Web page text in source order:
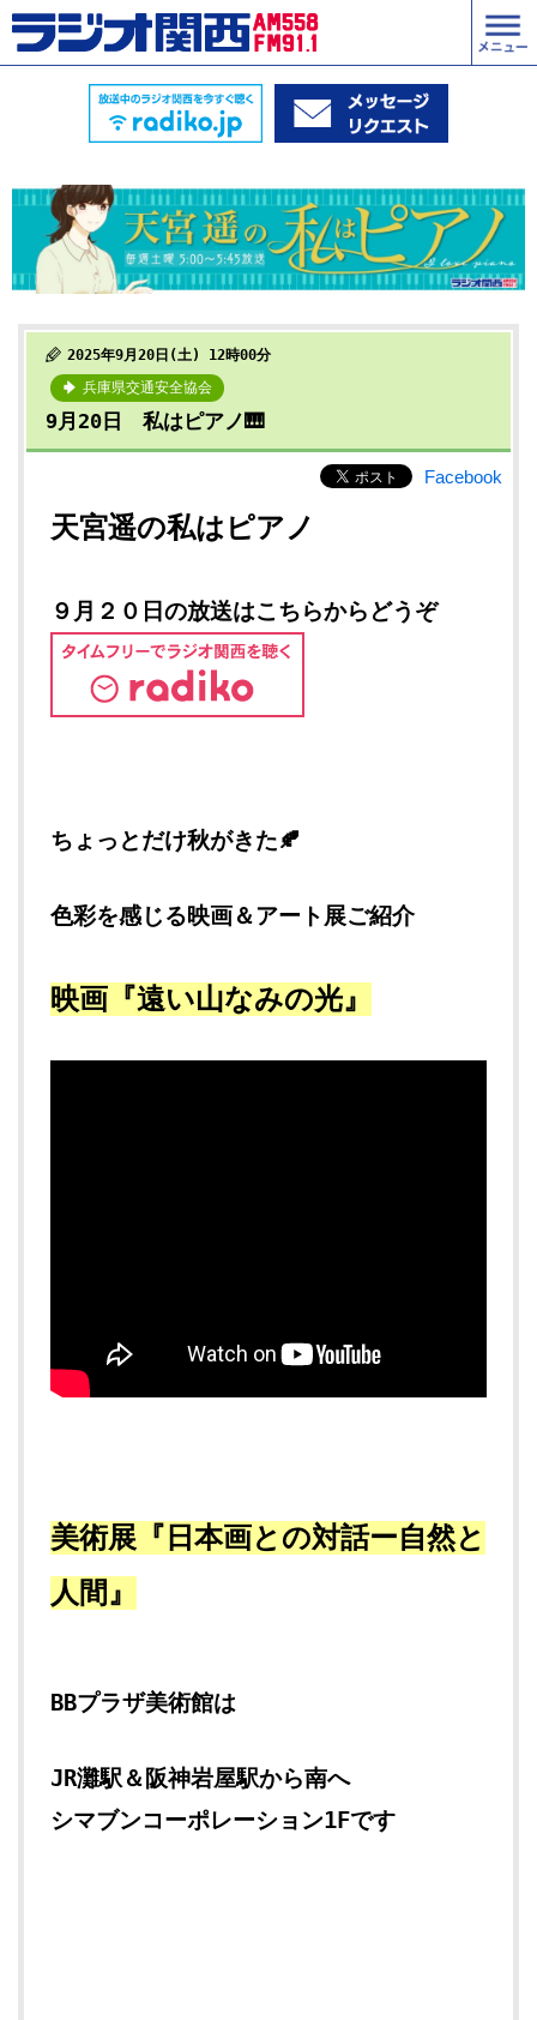
2025年9月20日(土) 12時00分
兵庫県交通安全協会
9月20日 私はピアノ🎹
Facebook
天宮遥の私はピアノ
９月２０日の放送はこちらからどうぞ
ちょっとだけ秋がきた🍂
色彩を感じる映画＆アート展ご紹介
映画 『遠い山なみの光』
美術展 『日本画との対話ー自然と
人間』
BBプラザ美術館は
JR灘駅＆阪神岩屋駅から南へ
シマブンコーポレーション1Fです